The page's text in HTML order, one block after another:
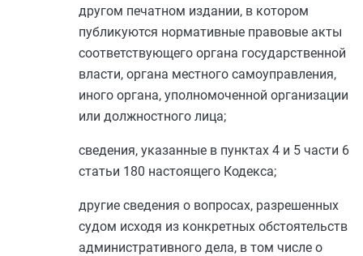
другом печатном издании, в котором
публикуются нормативные правовые акты
соответствующего органа государственной
власти, органа местного самоуправления,
иного органа, уполномоченной организации
или должностного лица;
сведения, указанные в пунктах 4 и 5 части 6
статьи 180 настоящего Кодекса;
другие сведения о вопросах, разрешенных
судом исходя из конкретных обстоятельств
административного дела, в том числе о